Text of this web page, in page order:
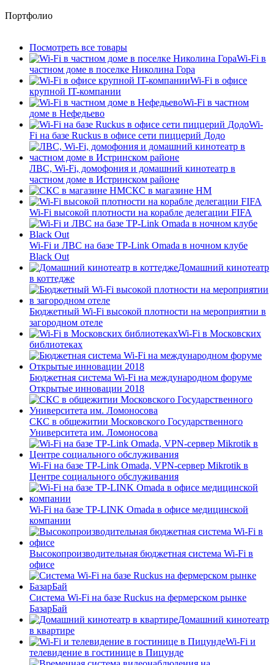
Портфолио
Посмотреть все товары
Wi-Fi в
частном доме в поселке Николина Гора
Wi-Fi в офисе
крупной IT-компании
Wi-Fi в частном
доме в Нефедьево
Wi-
Fi на базе Ruckus в офисе сети пиццерий Додо
ЛВС, Wi-Fi, домофония и домашний кинотеатр в
частном доме в Истринском районе
СКС в магазине HM
Wi-Fi высокой плотности на корабле делегации FIFA
Wi-Fi и ЛВС на базе TP-Link Omada в ночном клубе
Black Out
Домашний кинотеатр
в коттедже
Бюджетный Wi-Fi высокой плотности на мероприятии в
загородном отеле
Wi-Fi в Московских
библиотеках
Бюджетная система Wi-Fi на международном форуме
Открытые инновации 2018
СКС в общежитии Московского Государственного
Университета им. Ломоносова
Wi-Fi на базе TP-Link Omada, VPN-сервер Mikrotik в
Центре социального обслуживания
Wi-Fi на базе TP-LINK Omada в офисе медицинской
компании
Высокопроизводительная бюджетная система Wi-Fi в
офисе
Система Wi-Fi на базе Ruckus на фермерском рынке
БазарБай
Домашний кинотеатр
в квартире
Wi-Fi и
телевидение в гостинице в Пицунде